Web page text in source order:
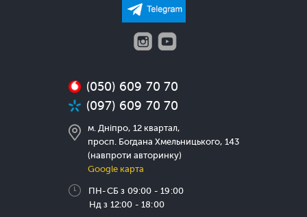
(050) 609 70 70
(097) 609 70 70
м. Дніпро, 12 квартал,
просп. Богдана Хмельницького, 143
(навпроти авторинку)
Google карта
ПН-СБ з 09:00 - 19:00
Нд з 12:00 - 18:00